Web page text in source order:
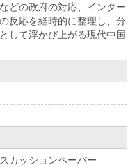
どの政府の対応、インター
反応を経時的に整理し、分
して浮かび上がる現代中国
カッションペーパー